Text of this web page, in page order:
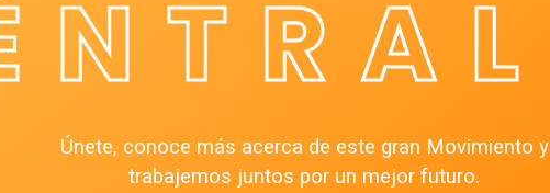
Únete, conoce más acerca de este gran Movimiento y
trabajemos juntos por un mejor futuro.